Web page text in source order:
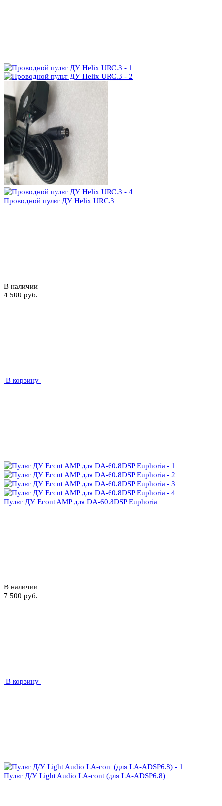
Проводной пульт ДУ Helix URC.3
В наличии
4 500 руб.
В корзину
Пульт ДУ Econt AMP для DA-60.8DSP Euphoria
В наличии
7 500 руб.
В корзину
Пульт Д/У Light Audio LA-cont (для LA-ADSP6.8)